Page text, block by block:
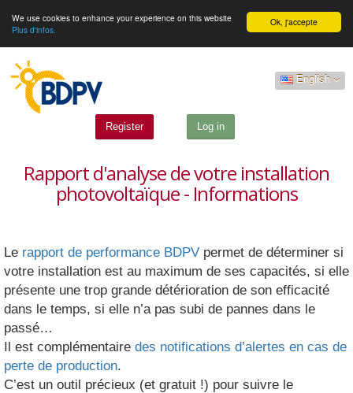
Ok, j'accepte
We use cookies to enhance your experience on this website
Plus d'infos.
English
Register Log in
Rapport d'analyse de votre installation
photovoltaïque - Informations
Le rapport de performance BDPV permet de déterminer si
votre installation est au maximum de ses capacités, si elle
présente une trop grande détérioration de son efficacité
dans le temps, si elle n’a pas subi de pannes dans le
passé…
Il est complémentaire des notifications d’alertes en cas de
perte de production.
C’est un outil précieux (et gratuit !) pour suivre le